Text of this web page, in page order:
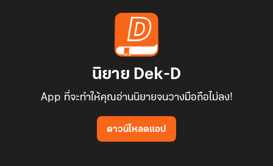
นิยาย Dek-D
App ที่จะทำให้คุณอ่านนิยายจนวางมือถือไม่ลง!
ดาวน์โหลดแอป